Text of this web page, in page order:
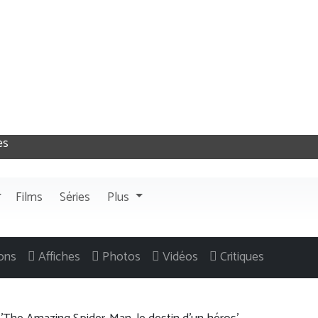
Films Séries Plus
Affiches Photos Vidéos Critiques